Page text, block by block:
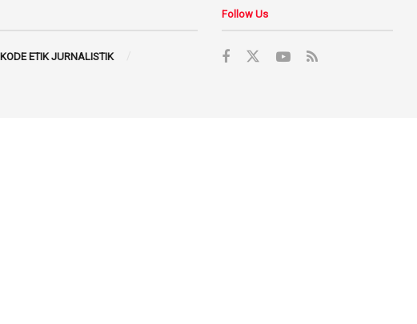
KODE ETIK JURNALISTIK
Follow Us